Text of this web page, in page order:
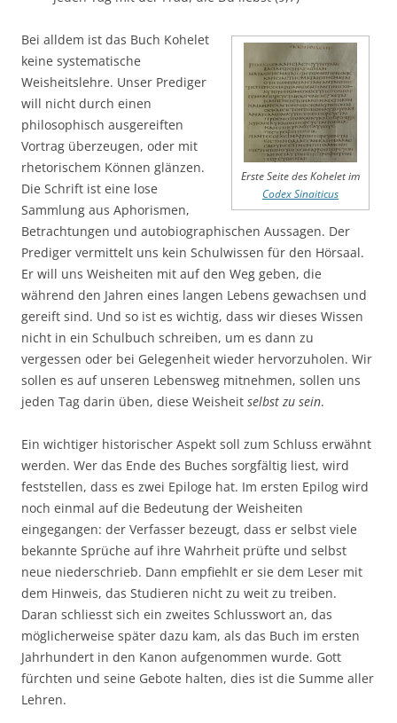
Erste Seite des Kohelet im
Codex Sinaiticus
Bei alldem ist das Buch Kohelet
keine systematische
Weisheitslehre. Unser Prediger
will nicht durch einen
philosophisch ausgereiften
Vortrag überzeugen, oder mit
rhetorischem Können glänzen.
Die Schrift ist eine lose
Sammlung aus Aphorismen,
Betrachtungen und autobiographischen Aussagen. Der
Prediger vermittelt uns kein Schulwissen für den Hörsaal.
Er will uns Weisheiten mit auf den Weg geben, die
während den Jahren eines langen Lebens gewachsen und
gereift sind. Und so ist es wichtig, dass wir dieses Wissen
nicht in ein Schulbuch schreiben, um es dann zu
vergessen oder bei Gelegenheit wieder hervorzuholen. Wir
sollen es auf unseren Lebensweg mitnehmen, sollen uns
jeden Tag darin üben, diese Weisheit selbst zu sein.
Ein wichtiger historischer Aspekt soll zum Schluss erwähnt
werden. Wer das Ende des Buches sorgfältig liest, wird
feststellen, dass es zwei Epiloge hat. Im ersten Epilog wird
noch einmal auf die Bedeutung der Weisheiten
eingegangen: der Verfasser bezeugt, dass er selbst viele
bekannte Sprüche auf ihre Wahrheit prüfte und selbst
neue niederschrieb. Dann empfiehlt er sie dem Leser mit
dem Hinweis, das Studieren nicht zu weit zu treiben.
Daran schliesst sich ein zweites Schlusswort an, das
möglicherweise später dazu kam, als das Buch im ersten
Jahrhundert in den Kanon aufgenommen wurde. Gott
fürchten und seine Gebote halten, dies ist die Summe aller
Lehren.